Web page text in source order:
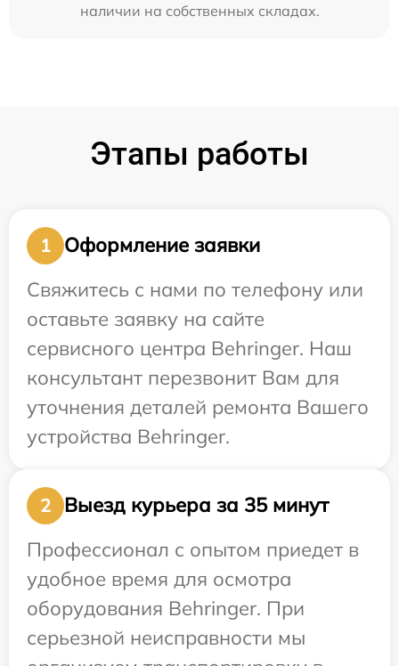
наличии на собственных складах.
Этапы работы
1
Оформление заявки
Свяжитесь с нами по телефону или
оставьте заявку на сайте
сервисного центра Behringer. Наш
консультант перезвонит Вам для
уточнения деталей ремонта Вашего
устройства Behringer.
2
Выезд курьера за 35 минут
Профессионал с опытом приедет в
удобное время для осмотра
оборудования Behringer. При
серьезной неисправности мы